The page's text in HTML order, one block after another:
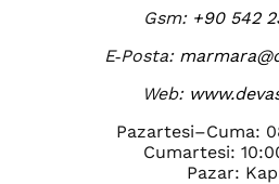
Gsm: +90 542
E‑Posta:
Web:
Pazartesi–Cuma:
Cumartesi:
Pazar: